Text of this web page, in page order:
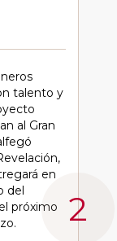
talento y
al Gran
en
del
próximo